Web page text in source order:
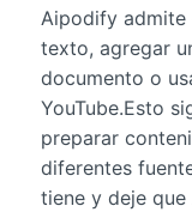
Aipodify admite
texto, agregar
documento o
YouTube.Esto
preparar
diferentes
tiene y deje